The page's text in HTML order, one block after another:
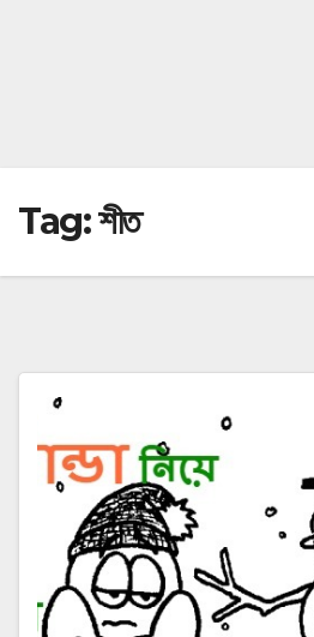
Tag:শীত